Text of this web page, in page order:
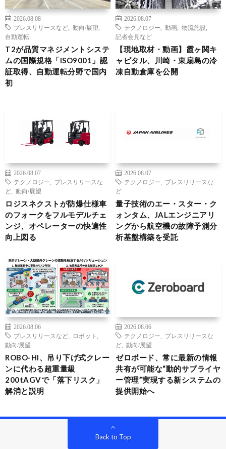
2026.08.08
プレスリリースなど
動向/展望
自動運転
T2が品質マネジメントシステ
ムの国際規格「ISO9001」認
証取得、自動運転分野で国内
初
2026.08.07
テクノロジー
動画 物流施設
記者会見など
【現地取材・動画】霞ヶ関キ
ャピタル、川崎・東扇島の冷
凍自動倉庫を公開
2026.08.07
テクノロジー
プレスリリースな
ど
動向/展望
ロジスネクストが防爆仕様車
のフォークをフルモデルチェ
ンジ、オペレーターの快適性
向上図る
2026.08.07
テクノロジー
プレスリリースな
ど
量子技術のエー・スター・ク
ォンタム、JALエンジニアリ
ングから航空機の故障予測分
析基盤構築を受託
2026.08.06
プレスリリースなど
ロボット
動向/展望
ROBO-HI、吊り下げ式クレー
ンに代わる超重量級
200tAGVで「落下リスク」
解消と説明
2026.08.06
テクノロジー
プレスリリースな
ど
動向/展望
ゼロボード、常に最新の情報
共有が可能な“動的サプライヤ
ー管理”実現する新システムの
提供開始へ
Back to Top